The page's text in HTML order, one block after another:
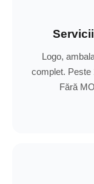
Logo,
complet. Peste
Fără